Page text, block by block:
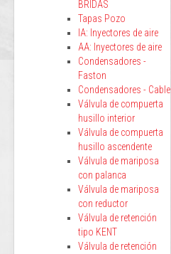
BRIDAS
Tapas Pozo
IA: Inyectores de aire
AA: Inyectores de aire
Condensadores -
Faston
Condensadores - Cable
Válvula de compuerta
husillo interior
Válvula de compuerta
husillo ascendente
Válvula de mariposa
con palanca
Válvula de mariposa
con reductor
Válvula de retención
tipo KENT
Válvula de retención